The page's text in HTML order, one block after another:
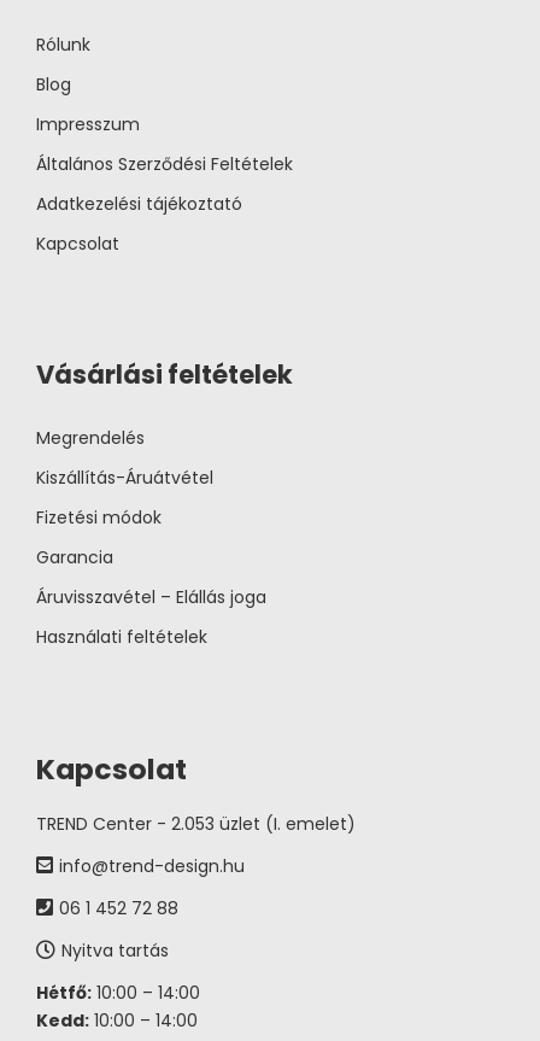
Rólunk
Blog
Impresszum
Általános Szerződési Feltételek
Adatkezelési tájékoztató
Kapcsolat
Vásárlási feltételek
Megrendelés
Kiszállítás-Áruátvétel
Fizetési módok
Garancia
Áruvisszavétel – Elállás joga
Használati feltételek
Kapcsolat
TREND Center - 2.053 üzlet (I. emelet)
info@trend-design.hu
06 1 452 72 88
Nyitva tartás
Hétfő: 10:00 – 14:00
Kedd: 10:00 – 14:00